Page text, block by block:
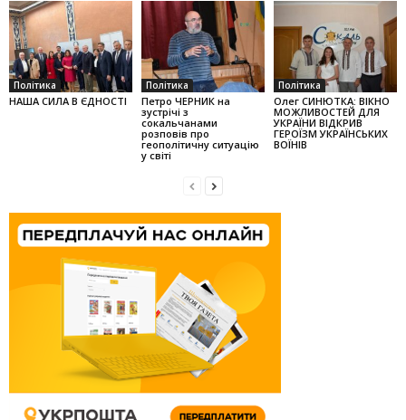
Політика
НАША СИЛА В ЄДНОСТІ
Політика
Петро ЧЕРНИК на
зустрічі з
сокальчанами
розповів про
геополітичну ситуацію
у світі
Політика
Олег СИНЮТКА: ВІКНО
МОЖЛИВОСТЕЙ ДЛЯ
УКРАЇНИ ВІДКРИВ
ГЕРОЇЗМ УКРАЇНСЬКИХ
ВОЇНІВ